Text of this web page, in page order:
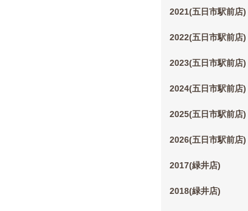
2021(五日市駅前店)
2022(五日市駅前店)
2023(五日市駅前店)
2024(五日市駅前店)
2025(五日市駅前店)
2026(五日市駅前店)
2017(緑井店)
2018(緑井店)